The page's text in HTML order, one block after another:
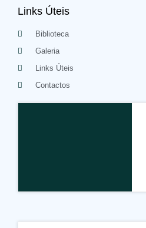
Links Úteis
Biblioteca
Galeria
Links Úteis
Contactos